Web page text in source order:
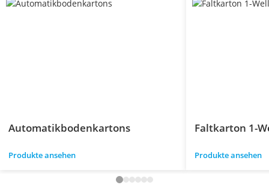
Automatikbodenkartons
Produkte ansehen
Faltkarton 1-
Produkte ansehen